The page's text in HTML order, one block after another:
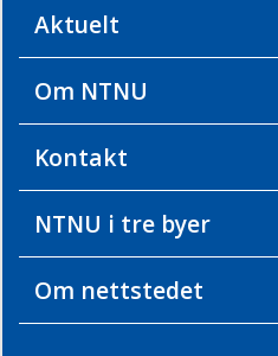
Aktuelt
Om NTNU
Kontakt
NTNU i tre byer
Om nettstedet